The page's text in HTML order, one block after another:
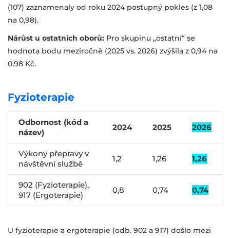
(107) zaznamenaly od roku 2024 postupný pokles (z 1,08
na 0,98).
Nárůst u ostatních oborů: Pro skupinu „ostatní“ se
hodnota bodu meziročně (2025 vs. 2026) zvýšila z 0,94 na
0,98 Kč.
Fyzioterapie
Odbornost (kód a
název)
2024 2025 2026
Výkony přepravy v
návštěvní službě
1,2 1,26 1,26
902 (Fyzioterapie),
917 (Ergoterapie)
0,8 0,74 0,74
U fyzioterapie a ergoterapie (odb. 902 a 917) došlo mezi